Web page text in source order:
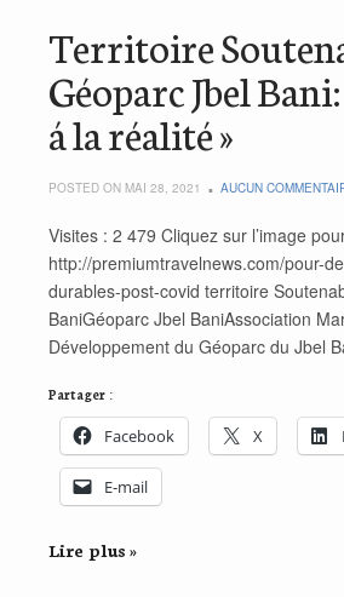
Territoire
Géoparc Jbel
á la réalité »
POSTED ON MAI 28, 2021 AUCUN
Visites : 2 479 Cliquez sur l’image
http://premiumtravelnews.com/pour-
durables-post-covid territoire
BaniGéoparc Jbel BaniAssociation
Développement du Géoparc du Jbel
Partager :
Facebook X
E-mail
Lire plus »